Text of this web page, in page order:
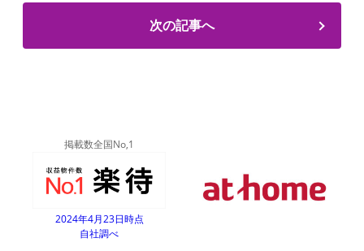
次の記事へ
掲載数全国No,1
2024年4月23日時点
自社調べ